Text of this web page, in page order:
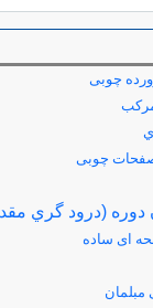
چوبی
مرکب
صفحات چوبی
دوره (درود گري
ای ساده
مبلمان